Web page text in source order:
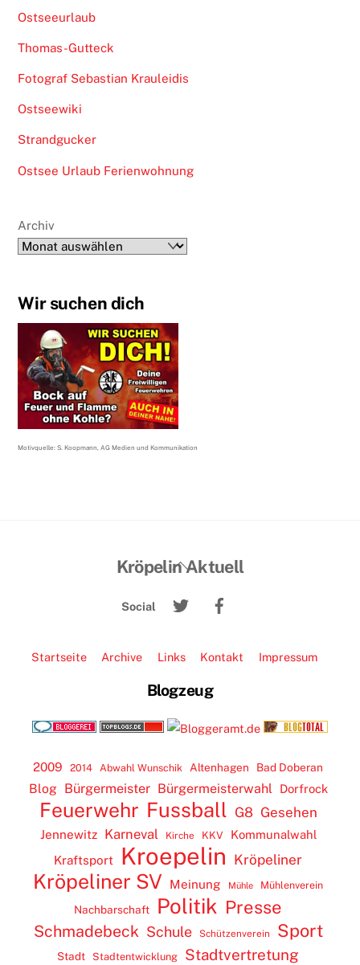
Ostseeurlaub
Thomas-Gutteck
Fotograf Sebastian Krauleidis
Ostseewiki
Strandgucker
Ostsee Urlaub Ferienwohnung
Archiv
Wir suchen dich
Motivquelle: S. Koopmann, AG Medien und Kommunikation
Back
Top
Kröpelin Aktuell
Social
Twitter
Startseite Archive Links Kontakt Impressum
Blogzeug
2009 2014 Abwahl Wunschik Altenhagen Bad Doberan
Blog Bürgermeister Bürgermeisterwahl Dorfrock
Feuerwehr Fussball G8 Gesehen
Jennewitz Karneval Kirche KKV
Kommunalwahl
Kraftsport
Kroepelin Kröpeliner
Kröpeliner SV Meinung Mühle Mühlenverein
Nachbarschaft Politik Presse
Schmadebeck Schule Schützenverein Sport
Stadt Stadtentwicklung Stadtvertretung